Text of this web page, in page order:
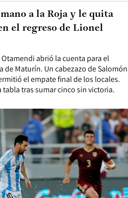
abrió la cuenta para el
de Maturín. Un cabezazo de Salomón
el empate final de los locales.
tras sumar cinco sin victoria.
a la Roja y le quita
el regreso de Lionel